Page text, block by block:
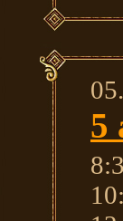
5